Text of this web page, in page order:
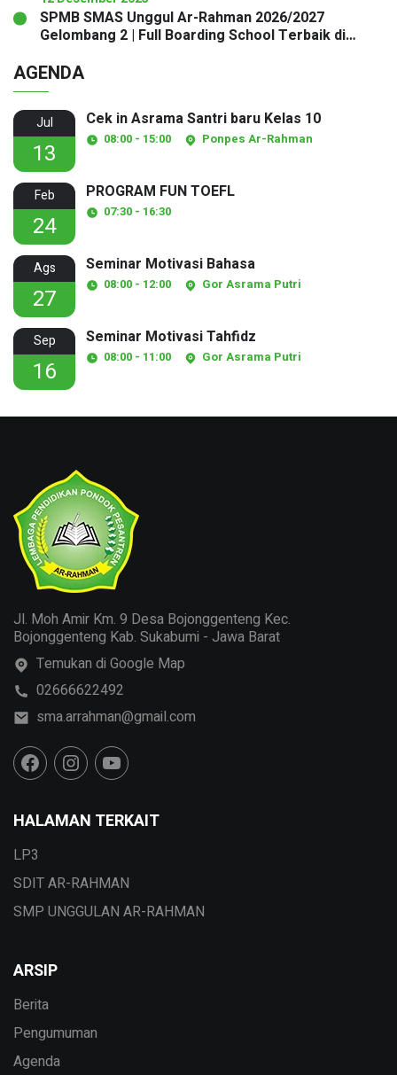
SPMB SMAS Unggul Ar-Rahman 2026/2027
Gelombang 2 | Full Boarding School Terbaik di
AGENDA
Jul
13
Cek in Asrama Santri baru Kelas 10
08:00 - 15:00 Ponpes Ar-Rahman
Feb
24
PROGRAM FUN TOEFL
07:30 - 16:30
Ags
27
Seminar Motivasi Bahasa
08:00 - 12:00 Gor Asrama Putri
Sep
16
Seminar Motivasi Tahfidz
08:00 - 11:00 Gor Asrama Putri
Jl. Moh Amir Km. 9 Desa Bojonggenteng Kec.
Bojonggenteng Kab. Sukabumi - Jawa Barat
Temukan di Google Map
02666622492
sma.arrahman@gmail.com
HALAMAN TERKAIT
LP3
SDIT AR-RAHMAN
SMP UNGGULAN AR-RAHMAN
ARSIP
Berita
Pengumuman
Agenda